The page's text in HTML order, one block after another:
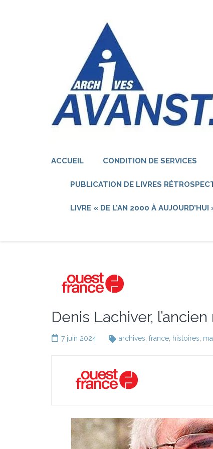
ACCUEIL CONDITION DE SERVICES
PUBLICATION DE LIVRES
LIVRE « DE L’AN 2000 À
Denis Lachiver,
7 juin 2024 archives france histoires